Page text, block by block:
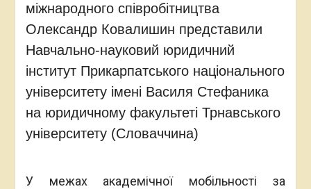
міжнародного співробітництва
Олександр Ковалишин представили
Навчально-науковий юридичний
інститут Прикарпатського національного
університету імені Василя Стефаника
на юридичному факультеті Трнавського
університету (Словаччина)
У межах академічної мобільності за